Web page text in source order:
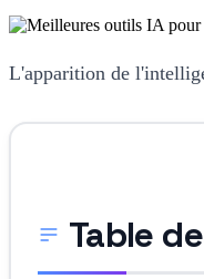
L'apparition de
Table